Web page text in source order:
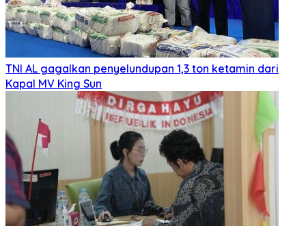
TNI AL gagalkan penyelundupan 1,3 ton ketamin dari
Kapal MV King Sun